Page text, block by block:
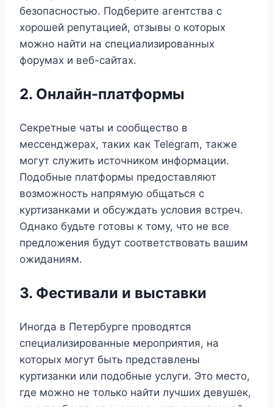
безопасностью. Подберите агентства с
хорошей репутацией, отзывы о которых
можно найти на специализированных
форумах и веб-сайтах.
2. Онлайн-платформы
Секретные чаты и сообщество в
мессенджерах, таких как Telegram, также
могут служить источником информации.
Подобные платформы предоставляют
возможность напрямую общаться с
куртизанками и обсуждать условия встреч.
Однако будьте готовы к тому, что не все
предложения будут соответствовать вашим
ожиданиям.
3. Фестивали и выставки
Иногда в Петербурге проводятся
специализированные мероприятия, на
которых могут быть представлены
куртизанки или подобные услуги. Это место,
где можно не только найти лучших девушек,